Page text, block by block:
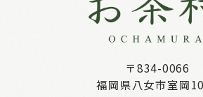
〒834-0066
福岡県八女市室岡